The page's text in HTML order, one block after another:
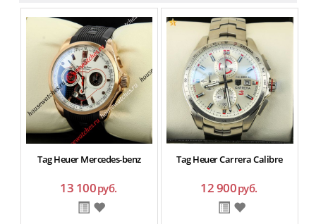
Tag Heuer Mercedes-benz
13 100руб.
Tag Heuer Carrera Calibre
12 900руб.